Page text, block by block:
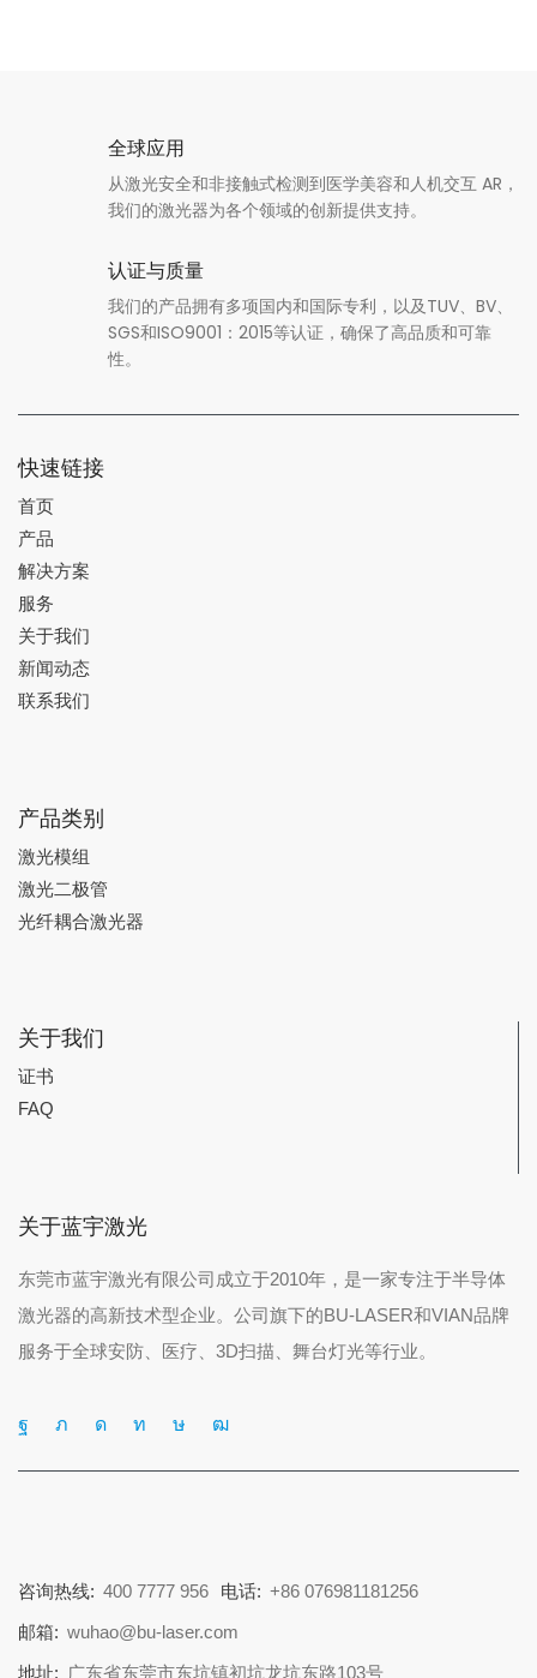
全球应用
从激光安全和非接触式检测到医学美容和人机交互 AR，
我们的激光器为各个领域的创新提供支持。
认证与质量
我们的产品拥有多项国内和国际专利，以及TUV、BV、
SGS和ISO9001：2015等认证，确保了高品质和可靠
性。
快速链接
首页
产品
解决方案
服务
关于我们
新闻动态
联系我们
产品类别
激光模组
激光二极管
光纤耦合激光器
关于我们
证书
FAQ
关于蓝宇激光
东莞市蓝宇激光有限公司成立于2010年，是一家专注于半导体
激光器的高新技术型企业。公司旗下的BU-LASER和VIAN品牌
服务于全球安防、医疗、3D扫描、舞台灯光等行业。
咨询热线: 400 7777 956 电话: +86 076981181256
邮箱: wuhao@bu-laser.com
地址: 广东省东莞市东坑镇初坑龙坑东路103号